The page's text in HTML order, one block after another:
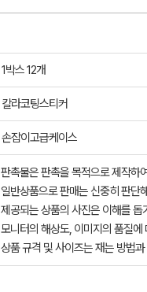
1박스 12개
칼라코팅스티커
손잡이고급케이스
판촉물은 판촉을 목적으로 제작하
일반상품으로 판매는 신중히 판단
제공되는 상품의 사진은 이해를
모니터의 해상도, 이미지의 품질
상품 규격 및 사이즈는 재는 방법